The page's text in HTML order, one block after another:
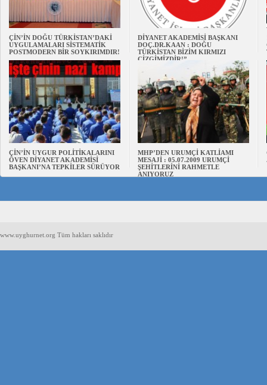
ÇİN’İN DOĞU TÜRKİSTAN’DAKİ
UYGULAMALARI SİSTEMATİK
POSTMODERN BİR SOYKIRIMDIR!
DİYANET AKADEMİSİ BAŞKANI
DOÇ.DR.KAAN : DOĞU
TÜRKİSTAN BİZİM KIRMIZI
ÇİZGİMİZDİR!”
ÇİN’İN UYGUR POLİTİKALARINI
ÖVEN DİYANET AKADEMİSİ
BAŞKANI’NA TEPKİLER SÜRÜYOR
MHP’DEN URUMÇİ KATLİAMI
MESAJİ : 05.07.2009 URUMÇİ
ŞEHİTLERİNİ RAHMETLE
ANIYORUZ
www.uyghurnet.org Tüm hakları saklıdır